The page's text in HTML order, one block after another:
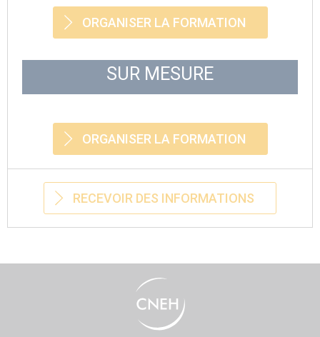
ORGANISER LA FORMATION
SUR MESURE
ORGANISER LA FORMATION
RECEVOIR DES INFORMATIONS